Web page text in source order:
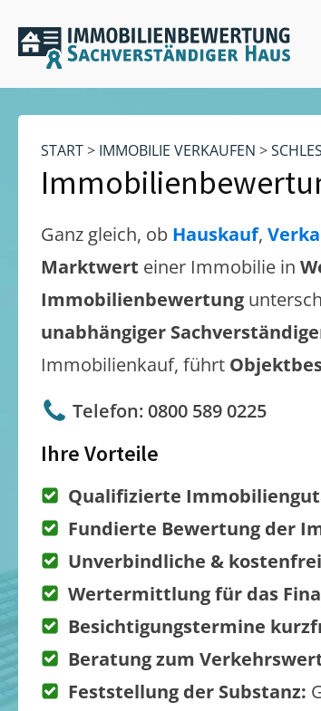
START> IMMOBILIE VERKAUFEN >
Ganz gleich, ob Hauskauf,
Marktwert einer Immobilie in
Immobilienbewertung
unabhängiger
Immobilienkauf, führt
Telefon: 0800 589 0225
Ihre Vorteile
Qualifizierte
Fundierte Bewertung der
Unverbindliche &
Wertermittlung für das
Besichtigungstermine
Beratung zum
Feststellung der Substanz: